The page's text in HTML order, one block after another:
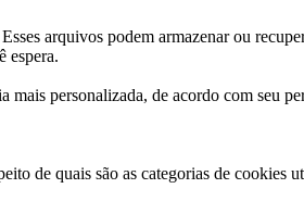
arquivos podem armazenar ou
espera.
personalizada, de acordo com seu
de quais são as categorias de cookies